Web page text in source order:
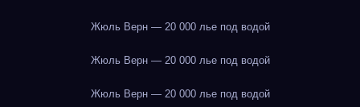
Жюль Верн — 20 000 лье под водой
Жюль Верн — 20 000 лье под водой
Жюль Верн — 20 000 лье под водой